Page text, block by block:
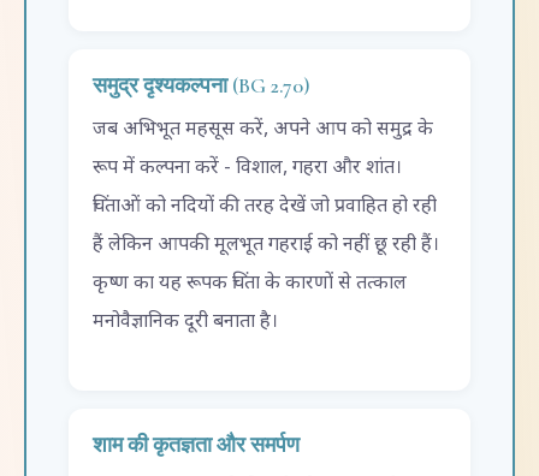
समुद्र दृश्यकल्पना (BG 2.70)
जब अभिभूत महसूस करें, अपने आप को समुद्र के
रूप में कल्पना करें - विशाल, गहरा और शांत।
चिंताओं को नदियों की तरह देखें जो प्रवाहित हो रही
हैं लेकिन आपकी मूलभूत गहराई को नहीं छू रही हैं।
कृष्ण का यह रूपक चिंता के कारणों से तत्काल
मनोवैज्ञानिक दूरी बनाता है।
शाम की कृतज्ञता और समर्पण